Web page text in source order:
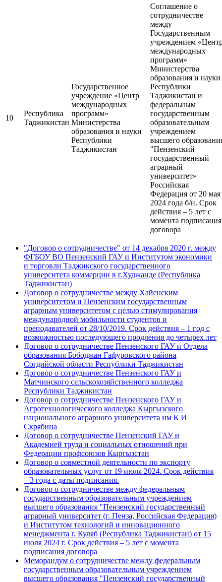
10
Республика
Таджикистан
Государственное
учреждение «Центр
международных
программ»
Министерства
образования и науки
Республики
Таджикистан
Соглашение о
сотрудничестве
между
Государственным
учреждением
международных
программ»
Министерства
образования и науки
Республики
Таджикистан и
федеральным
государственным
образовательным
учреждением
высшего
"Пензенский
государственный
аграрный
университет»
Российская
Федерация от 20 мая
2024 года б/н. Срок
действия – 5 лет с
момента подписания
договора
"Договор о сотрудничестве" от 14 декабря 2020 г. между
ФГБОУ ВО Пензенский ГАУ и Институтом экономики
и торговли Таджикского государственного
университета коммерции в г.Худжанде (Республика
Таджикистан)
Договор о сотрудничестве между Хайенским
университетом и Пензенским государственным
аграрным университетом с целью стимулирования
международной мобильности студентов и
преподавателей от 28/10/2019. Срок действия – 1 год с
возможностью последующего продления до четырех лет
Договор о сотрудничестве Пензенского ГАУ и Отдела
образования Бободжан Гафуровского района
Согдийской области Республики Таджикистан
Договор о сотрудничестве Пензенского ГАУ и
Матчинского сельскохозяйственного колледжа
Республики Таджикистан
Договор о сотрудничестве Пензенского ГАУ и
Агротехнологического колледжа Кыргызского
национального аграрного университета им К И
Скрябина
Договор о сотрудничестве Пензенский ГАУ и
Академией труда и социальных отношений при
Федерации профсоюзов Кыргызстан
Договор о совместной деятельности по экспорту
образовательных услуг от 19 июля 2024. Срок действия
– 3 года с даты подписания.
Договор о сотрудничестве между федеральным
государственным образовательным учреждением
высшего образования "Пензенский государственный
аграрный университет (г. Пенза, Российская Федерация)
и Институтом технологий и инновационного
менеджмента г. Куляб (Республика Таджикистан) от 15
июля 2024 г. Срок действия – 5 лет с момента
подписания договора
Меморандум о сотрудничестве между федеральным
государственным образовательным учреждением
высшего образования "Пензенский государственный